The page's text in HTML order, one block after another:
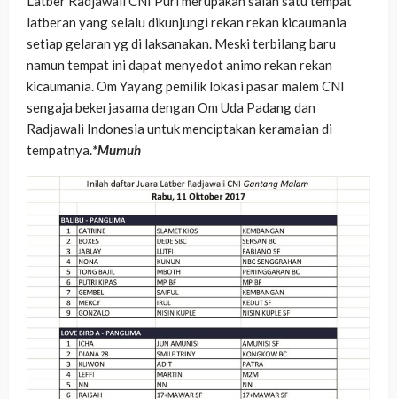
latberan yang selalu dikunjungi rekan rekan kicaumania
setiap gelaran yg di laksanakan. Meski terbilang baru
namun tempat ini dapat menyedot animo rekan rekan
kicaumania. Om Yayang pemilik lokasi pasar malem CNI
sengaja bekerjasama dengan Om Uda Padang dan
Radjawali Indonesia untuk menciptakan keramaian di
tempatnya.*Mumuh